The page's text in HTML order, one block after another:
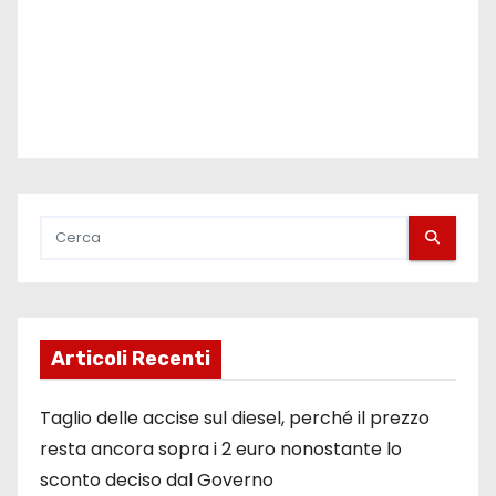
Articoli Recenti
Taglio delle accise sul diesel, perché il prezzo
resta ancora sopra i 2 euro nonostante lo
sconto deciso dal Governo